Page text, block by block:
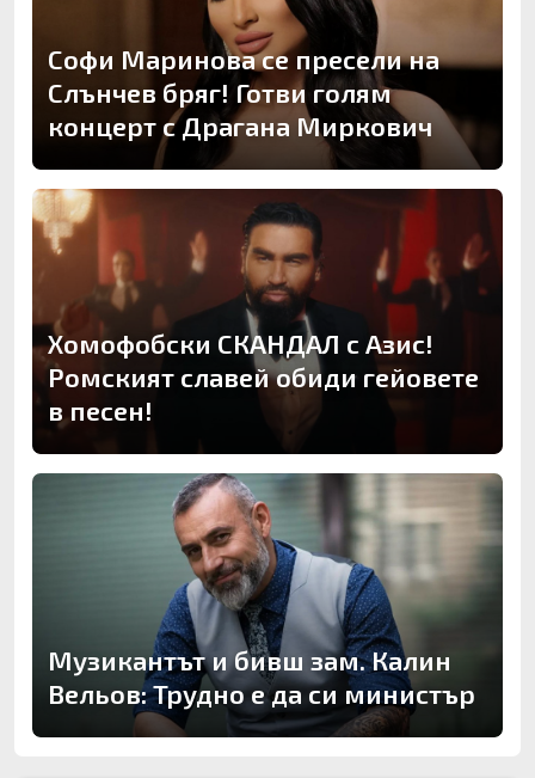
Софи Маринова се пресели на
Слънчев бряг! Готви голям
концерт с Драгана Миркович
Хомофобски СКАНДАЛ с Азис!
Ромският славей обиди гейовете
в песен!
Музикантът и бивш зам. Калин
Вельов: Трудно е да си министър